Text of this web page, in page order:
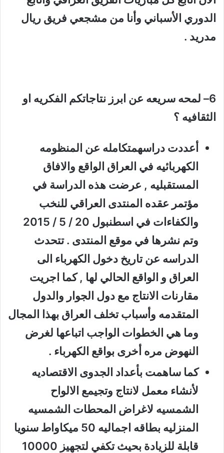
الدوري الأسباني وأنا من مشجعي فريق ريال
مدريد .
6– لمحه سريعه عن ابرز نتاجاتكم الفكريه او
الثقافيه ؟
أعددت دراسهمتكامله عن المنظومه
الكهربائيه في العراق الواقع والافاق
المستقبليه , عرضت هذه الدراسة في
مؤتمر عقده المنتدى العراقي للنخب
والكفاءات في اسطنبول 20 / 5 / 2015
وتم نشرها في موقع المنتدى . تتحدث
الدراسه عن تاريخ دخول الكهرباء الى
العراق و الواقع الحالي لها , كما اجريت
مقارنات الانتاج مع دول الجوار والدول
المتقدمه وأسباب تخلف العراق بهذا المجال
وما هي الخطوات الواجب اتباعها لغرض
النهوض مره أخرى بواقع الكهرباء .
كما ساهمت بأعداد الجدوى الاقتصاديه
لأنشاء معمل لانتاج وتجيمع الالواح
الشمسيه لاغراض المحطات الشمسيه
المنزليه بطاقه اجماليه 50 ميكاواط سنويا
قابلة للزيادة بحيث تكفي لتجهيز 10000